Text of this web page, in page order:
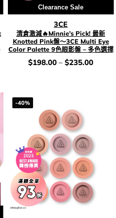
Clearance Sale
3CE
清倉激減🔥Minnie’s Pick! 最新
Knotted Pink盤～3CE Multi Eye
Color Palette 9色眼影盤 – 多色選擇
價
錢：
$198.00 – $235.00
-40%